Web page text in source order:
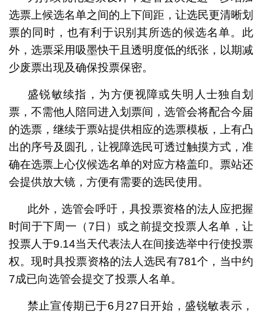
选票上候选名单之间的上下间距，让选民更清晰划
票的同时，也有利于识别其所选的候选名单。此
外，选票采用吸墨快干且透明度低的纸张，以期减
少废票出现及确保投票保密。
盛锐敏续指，为方便视障或失明人士独自划
票，不需他人陪同进入划票间，选管会将配合今届
的选票，继续于票站提供相应的选票模板，上有凸
出的序号及圆孔，让视障选民可透过触摸方式，准
确在选票上心仪候选名单的对应方格盖印。票站还
会提供放大镜，方便有需要的选民使用。
此外，选管会呼吁，具投票资格的法人应把握
时间于下周一（7日）或之前提交投票人名单，让
投票人于9.14当天代表法人在间接选举中行使投票
权。现时具投票资格的法人选民有781个，当中约
7成已向选管会提交了投票人名单。
禁止宣传期已于6月27日开始，盛锐敏表示，